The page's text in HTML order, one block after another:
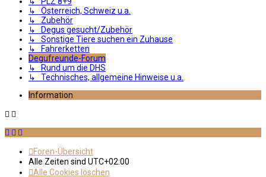
↳ Österreich, Schweiz u.a.
↳ Zubehör
↳ Degus gesucht/Zubehör
↳ Sonstige Tiere suchen ein Zuhause
↳ Fahrerketten
Degufreunde-Forum
↳ Rund um die DHS
↳ Technisches, allgemeine Hinweise u.a.
Information
Foren-Übersicht
Alle Zeiten sind UTC+02:00
Alle Cookies löschen